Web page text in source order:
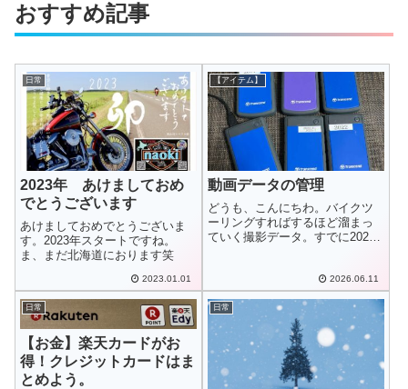
おすすめ記事
日常
2023年 あけましておめ
でとうございます
あけましておめでとうございま
す。2023年スタートですね。
ま、まだ北海道におります笑
2023.01.01
【アイテム】
動画データの管理
どうも、こんにちわ。バイクツ
ーリングすればするほど溜まっ
ていく撮影データ。すでに2025
HDDからMacBookへ行ったりき
たりさせながらなんとか、やり
くりしてきましたが、これから
の...
2026.06.11
日常
【お金】楽天カードがお
得！クレジットカードはま
とめよう。
日常